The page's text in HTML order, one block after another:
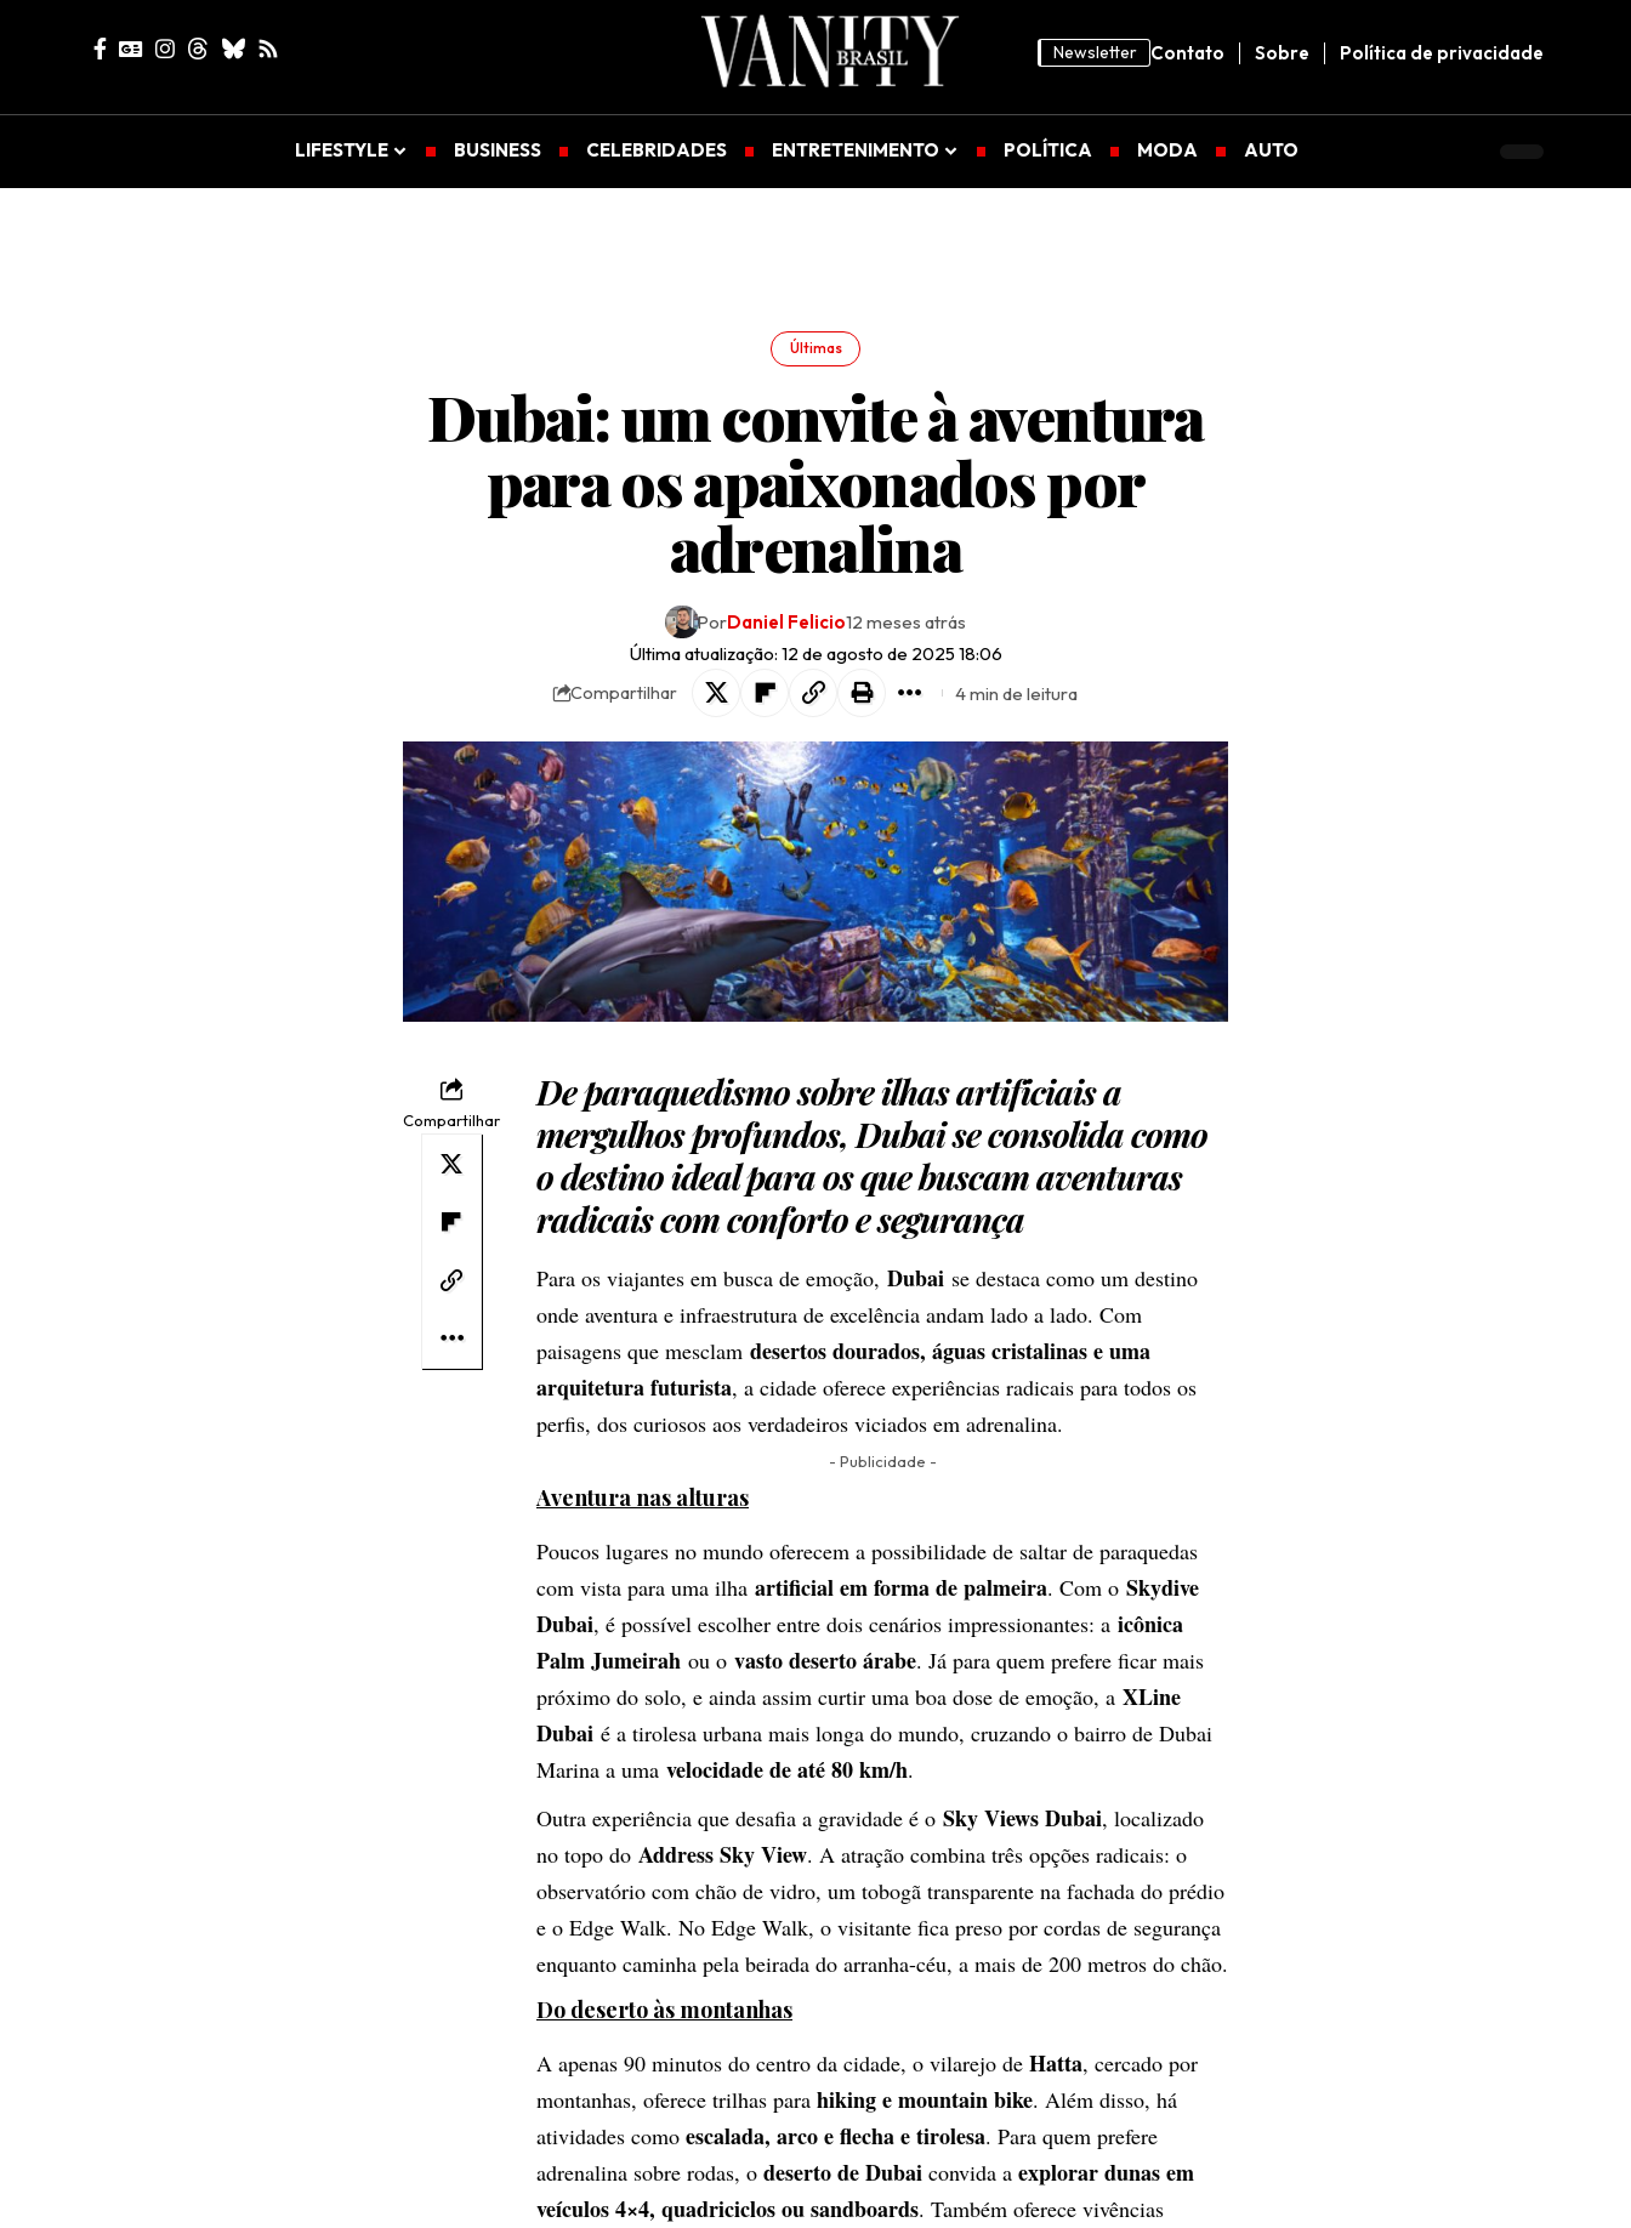
Newsletter Contato Sobre Política de privacidade
LIFESTYLE BUSINESS CELEBRIDADES ENTRETENIMENTO POLÍTICA MODA AUTO
Últimas
Dubai: um convite à aventura
para os apaixonados por
adrenalina
Última atualização: 12 de agosto de 2025 18:06
PorDaniel Felicio12 meses atrás
Compartilhar 4 min de leitura
Compartilhar
De paraquedismo sobre ilhas artificiais a
mergulhos profundos, Dubai se consolida como
o destino ideal para os que buscam aventuras
radicais com conforto e segurança
Para os viajantes em busca de emoção, Dubai se destaca como um destino
onde aventura e infraestrutura de excelência andam lado a lado. Com
paisagens que mesclam desertos dourados, águas cristalinas e uma
arquitetura futurista, a cidade oferece experiências radicais para todos os
perfis, dos curiosos aos verdadeiros viciados em adrenalina.
- Publicidade -
Aventura nas alturas
Poucos lugares no mundo oferecem a possibilidade de saltar de paraquedas
com vista para uma ilha artificial em forma de palmeira. Com o Skydive
Dubai, é possível escolher entre dois cenários impressionantes: a icônica
Palm Jumeirah ou o vasto deserto árabe. Já para quem prefere ficar mais
próximo do solo, e ainda assim curtir uma boa dose de emoção, a XLine
Dubai é a tirolesa urbana mais longa do mundo, cruzando o bairro de Dubai
Marina a uma velocidade de até 80 km/h.
Outra experiência que desafia a gravidade é o Sky Views Dubai, localizado
no topo do Address Sky View. A atração combina três opções radicais: o
observatório com chão de vidro, um tobogã transparente na fachada do prédio
e o Edge Walk. No Edge Walk, o visitante fica preso por cordas de segurança
enquanto caminha pela beirada do arranha-céu, a mais de 200 metros do chão.
Do deserto às montanhas
A apenas 90 minutos do centro da cidade, o vilarejo de Hatta, cercado por
montanhas, oferece trilhas para hiking e mountain bike. Além disso, há
atividades como escalada, arco e flecha e tirolesa. Para quem prefere
adrenalina sobre rodas, o deserto de Dubai convida a explorar dunas em
veículos 4×4, quadriciclos ou sandboards. Também oferece vivências